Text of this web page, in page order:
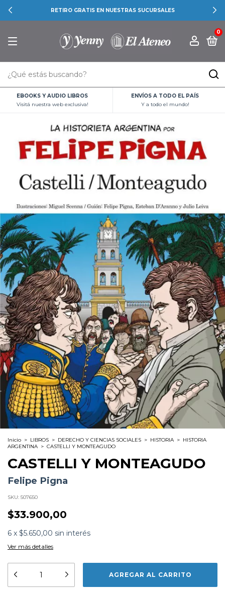
RETIRO GRATIS EN NUESTRAS SUCURSALES
0
EBOOKS Y AUDIO LIBROS
Visitá nuestra web exclusiva!
ENVÍOS A TODO EL PAÍS
Y a todo el mundo!
Inicio > LIBROS > DERECHO Y CIENCIAS SOCIALES > HISTORIA > HISTORIA
ARGENTINA > CASTELLI Y MONTEAGUDO
CASTELLI Y MONTEAGUDO
Felipe Pigna
SKU: 507650
$33.900,00
6 x $5.650,00 sin interés
Ver más detalles
Formato:
LIBROS
Editorial:Planeta